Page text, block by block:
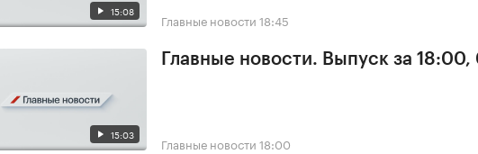
15:08 Главные новости 18:45
15:03
Главные новости. Выпуск за
Главные новости 18:00